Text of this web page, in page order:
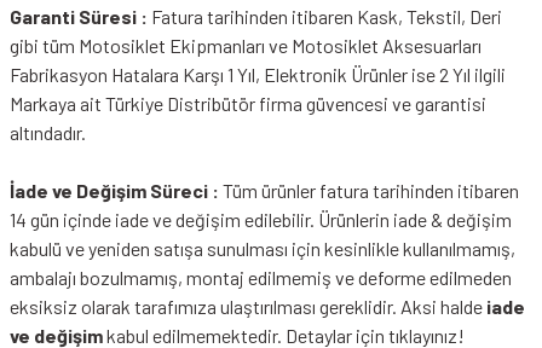
Garanti Süresi : Fatura tarihinden itibaren Kask, Tekstil, Deri
gibi tüm Motosiklet Ekipmanları ve Motosiklet Aksesuarları
Fabrikasyon Hatalara Karşı 1 Yıl, Elektronik Ürünler ise 2 Yıl ilgili
Markaya ait Türkiye Distribütör firma güvencesi ve garantisi
altındadır.
İade ve Değişim Süreci : Tüm ürünler fatura tarihinden itibaren
14 gün içinde iade ve değişim edilebilir. Ürünlerin iade & değişim
kabulü ve yeniden satışa sunulması için kesinlikle kullanılmamış,
ambalajı bozulmamış, montaj edilmemiş ve deforme edilmeden
eksiksiz olarak tarafımıza ulaştırılması gereklidir. Aksi halde iade
ve değişimkabul edilmemektedir. Detaylar için tıklayınız!